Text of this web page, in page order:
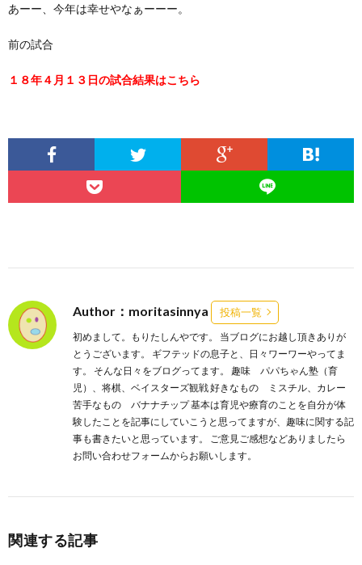
あーー、今年は幸せやなぁーーー。
前の試合
１８年４月１３日の試合結果はこちら
Author：moritasinnya 投稿一覧
初めまして。もりたしんやです。 当ブログにお越し頂きありが
とうございます。 ギフテッドの息子と、日々ワーワーやってま
す。 そんな日々をブログってます。 趣味 パパちゃん塾（育
児）、将棋、ベイスターズ観戦 好きなもの ミスチル、カレー
苦手なもの バナナチップ 基本は育児や療育のことを自分が体
験したことを記事にしていこうと思ってますが、趣味に関する記
事も書きたいと思っています。 ご意見ご感想などありましたら
お問い合わせフォームからお願いします。
関連する記事